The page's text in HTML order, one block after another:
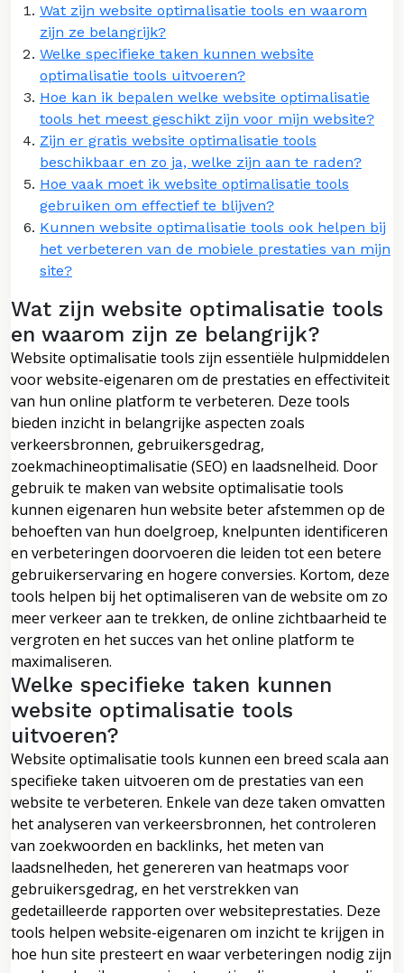
Wat zijn website optimalisatie tools en waarom
zijn ze belangrijk?
Welke specifieke taken kunnen website
optimalisatie tools uitvoeren?
Hoe kan ik bepalen welke website optimalisatie
tools het meest geschikt zijn voor mijn website?
Zijn er gratis website optimalisatie tools
beschikbaar en zo ja, welke zijn aan te raden?
Hoe vaak moet ik website optimalisatie tools
gebruiken om effectief te blijven?
Kunnen website optimalisatie tools ook helpen bij
het verbeteren van de mobiele prestaties van mijn
site?
Wat zijn website optimalisatie tools
en waarom zijn ze belangrijk?
Website optimalisatie tools zijn essentiële hulpmiddelen
voor website-eigenaren om de prestaties en effectiviteit
van hun online platform te verbeteren. Deze tools
bieden inzicht in belangrijke aspecten zoals
verkeersbronnen, gebruikersgedrag,
zoekmachineoptimalisatie (SEO) en laadsnelheid. Door
gebruik te maken van website optimalisatie tools
kunnen eigenaren hun website beter afstemmen op de
behoeften van hun doelgroep, knelpunten identificeren
en verbeteringen doorvoeren die leiden tot een betere
gebruikerservaring en hogere conversies. Kortom, deze
tools helpen bij het optimaliseren van de website om zo
meer verkeer aan te trekken, de online zichtbaarheid te
vergroten en het succes van het online platform te
maximaliseren.
Welke specifieke taken kunnen
website optimalisatie tools
uitvoeren?
Website optimalisatie tools kunnen een breed scala aan
specifieke taken uitvoeren om de prestaties van een
website te verbeteren. Enkele van deze taken omvatten
het analyseren van verkeersbronnen, het controleren
van zoekwoorden en backlinks, het meten van
laadsnelheden, het genereren van heatmaps voor
gebruikersgedrag, en het verstrekken van
gedetailleerde rapporten over websiteprestaties. Deze
tools helpen website-eigenaren om inzicht te krijgen in
hoe hun site presteert en waar verbeteringen nodig zijn